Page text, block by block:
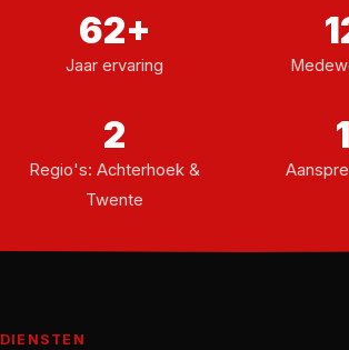
62+
Jaar ervaring
2
Regio's: Achterhoek &
Twente
1
DIENSTEN